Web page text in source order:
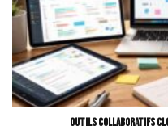
Outils collaboratifs